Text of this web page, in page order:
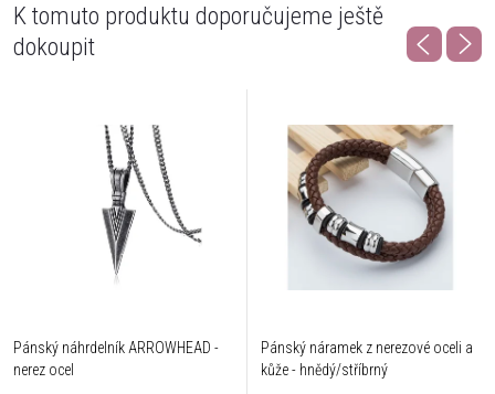
K tomuto produktu doporučujeme ještě
dokoupit
Pánský náhrdelník ARROWHEAD -
nerez ocel
Pánský náramek z nerezové oceli a
kůže - hnědý/stříbrný